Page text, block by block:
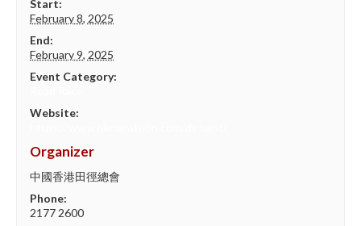
Start:
February 8, 2025
End:
February 9, 2025
Event Category:
Website:
Organizer
中國香港田徑總會
Phone:
2177 2600